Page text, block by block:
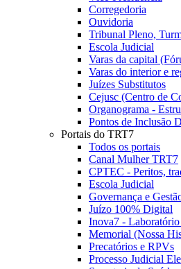
Corregedoria
Ouvidoria
Tribunal Pleno,
Escola Judicial
Varas da capital
Varas do interior e
Juízes Substitutos
Cejusc (Centro de
Organograma -
Pontos de Inclusão
Portais do TRT7
Todos os portais
Canal Mulher TRT7
CPTEC - Peritos,
Escola Judicial
Governança e
Juízo 100% Digital
Inova7 -
Memorial (Nossa
Precatórios e RPVs
Processo Judicial